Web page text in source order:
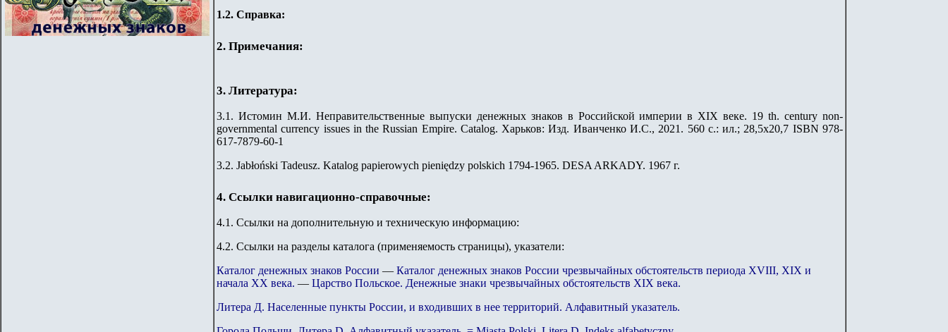
1.2. Справка:
2. Примечания:
3. Литература:
3.1. Истомин М.И. Неправительственные выпуски денежных знаков в Российской империи в XIX веке. 19 th. century non-
governmental currency issues in the Russian Empire. Catalog. Харьков: Изд. Иванченко И.С., 2021. 560 с.: ил.; 28,5х20,7 ISBN 978-
617-7879-60-1
3.2. Jabłoński Tadeusz. Katalog papierowych pieniędzy polskich 1794-1965. DESA ARKADY. 1967 г.
4. Ссылки навигационно-справочные:
4.1. Ссылки на дополнительную и техническую информацию:
4.2. Ссылки на разделы каталога (применяемость страницы), указатели:
Каталог денежных знаков России — Каталог денежных знаков России чрезвычайных обстоятельств периода XVIII, XIX и
начала ХХ века. — Царство Польское. Денежные знаки чрезвычайных обстоятельств XIX века.
Литера Д. Населенные пункты России, и входивших в нее территорий. Алфавитный указатель.